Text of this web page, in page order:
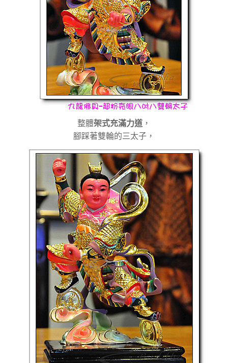
整體架式充滿力道 ，
腳踩著雙輪的三太子，